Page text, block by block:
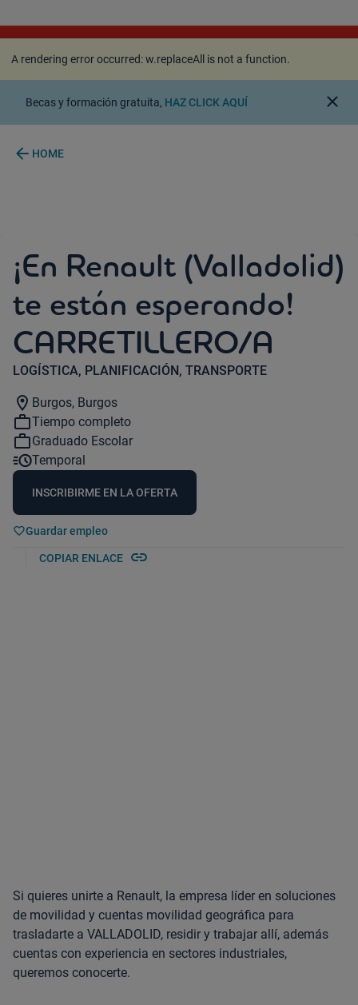
A rendering error occurred:w.replaceAll is not a
function.
A rendering error occurred:w.replaceAll is not a function.
Becas y formación gratuita, HAZ CLICK AQUÍ close
arrow_back HOME
¡En Renault (Valladolid)
te están esperando!
CARRETILLERO/A
LOGÍSTICA, PLANIFICACIÓN, TRANSPORTE
location_on Burgos, Burgos
work_outlineTiempo completo
work_outlineGraduado Escolar
acuteTemporal
INSCRIBIRME EN LA OFERTA
Guardar empleo
COPIAR ENLACE link
Si quieres unirte a Renault, la empresa líder en soluciones
de movilidad y cuentas movilidad geográfica para
trasladarte a VALLADOLID, residir y trabajar allí, además
cuentas con experiencia en sectores industriales,
queremos conocerte.